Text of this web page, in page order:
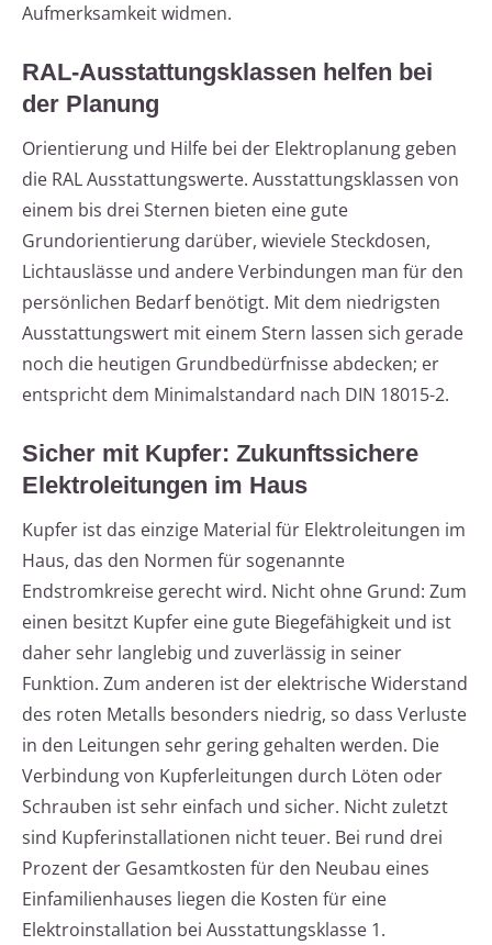
Aufmerksamkeit widmen.
RAL-Ausstattungsklassen helfen bei
der Planung
Orientierung und Hilfe bei der Elektroplanung geben
die RAL Ausstattungswerte. Ausstattungsklassen von
einem bis drei Sternen bieten eine gute
Grundorientierung darüber, wieviele Steckdosen,
Lichtauslässe und andere Verbindungen man für den
persönlichen Bedarf benötigt. Mit dem niedrigsten
Ausstattungswert mit einem Stern lassen sich gerade
noch die heutigen Grundbedürfnisse abdecken; er
entspricht dem Minimalstandard nach DIN 18015-2.
Sicher mit Kupfer: Zukunftssichere
Elektroleitungen im Haus
Kupfer ist das einzige Material für Elektroleitungen im
Haus, das den Normen für sogenannte
Endstromkreise gerecht wird. Nicht ohne Grund: Zum
einen besitzt Kupfer eine gute Biegefähigkeit und ist
daher sehr langlebig und zuverlässig in seiner
Funktion. Zum anderen ist der elektrische Widerstand
des roten Metalls besonders niedrig, so dass Verluste
in den Leitungen sehr gering gehalten werden. Die
Verbindung von Kupferleitungen durch Löten oder
Schrauben ist sehr einfach und sicher. Nicht zuletzt
sind Kupferinstallationen nicht teuer. Bei rund drei
Prozent der Gesamtkosten für den Neubau eines
Einfamilienhauses liegen die Kosten für eine
Elektroinstallation bei Ausstattungsklasse 1.